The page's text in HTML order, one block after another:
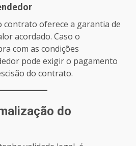
contrato oferece a garantia de
acordado. Caso o
com as condições
pode exigir o pagamento
do contrato.
do